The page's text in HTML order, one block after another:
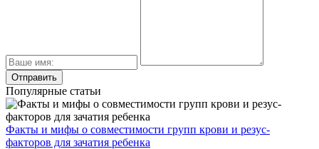
Популярные статьи
Факты и мифы о совместимости групп крови и резус-
факторов для зачатия ребенка